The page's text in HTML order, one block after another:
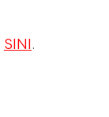
SINI .